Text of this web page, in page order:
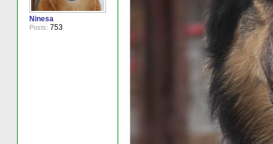
Ninesa
Posts: 753